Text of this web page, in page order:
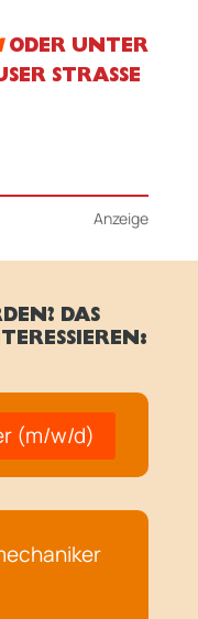
ODER UNTER
STRASSE 3
Anzeige
DAS
(m/w/d)